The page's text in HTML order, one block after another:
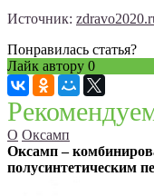
Источник:
Понравилась статья?
Лайк автору 0
О Оксамп
Оксамп –
полусинтетическим